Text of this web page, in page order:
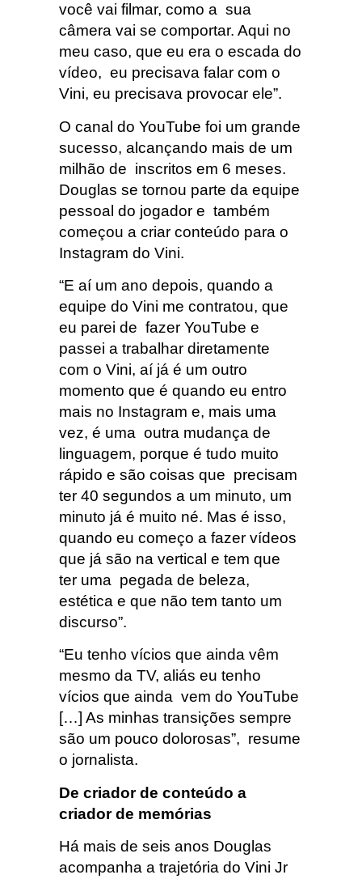
você vai filmar, como a sua
câmera vai se comportar. Aqui no
meu caso, que eu era o escada do
vídeo, eu precisava falar com o
Vini, eu precisava provocar ele”.
O canal do YouTube foi um grande
sucesso, alcançando mais de um
milhão de inscritos em 6 meses.
Douglas se tornou parte da equipe
pessoal do jogador e também
começou a criar conteúdo para o
Instagram do Vini.
“E aí um ano depois, quando a
equipe do Vini me contratou, que
eu parei de fazer YouTube e
passei a trabalhar diretamente
com o Vini, aí já é um outro
momento que é quando eu entro
mais no Instagram e, mais uma
vez, é uma outra mudança de
linguagem, porque é tudo muito
rápido e são coisas que precisam
ter 40 segundos a um minuto, um
minuto já é muito né. Mas é isso,
quando eu começo a fazer vídeos
que já são na vertical e tem que
ter uma pegada de beleza,
estética e que não tem tanto um
discurso”.
“Eu tenho vícios que ainda vêm
mesmo da TV, aliás eu tenho
vícios que ainda vem do YouTube
[…] As minhas transições sempre
são um pouco dolorosas”, resume
o jornalista.
De criador de conteúdo a
criador de memórias
Há mais de seis anos Douglas
acompanha a trajetória do Vini Jr